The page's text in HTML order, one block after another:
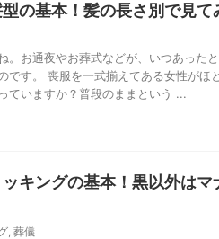
の基本！髪の長さ別で見て
。お通夜やお葬式などが、いつあった
です。 喪服を一式揃えてある女性がほ
ていますか？普段のままという ...
キングの基本！黒以外はマ
, 葬儀